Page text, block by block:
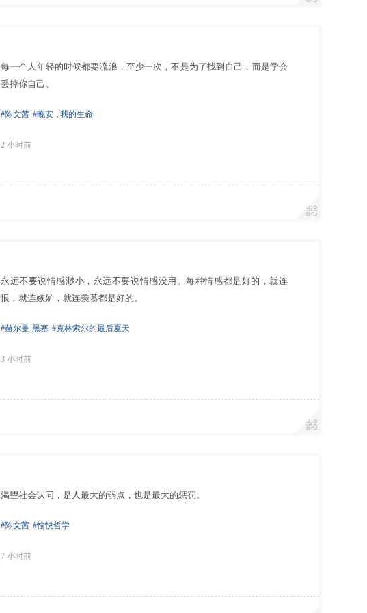
每一个人年轻的时候都要流浪，至少一次，不是为了找到自己，而是学会
丢掉你自己。
#陈文茜 #晚安 ，我的生命
2 小时前
永远不要说情感渺小，永远不要说情感没用。每种情感都是好的，就连
恨，就连嫉妒，就连羡慕都是好的。
#赫尔曼·黑塞 #克林索尔的最后夏天
3 小时前
渴望社会认同，是人最大的弱点，也是最大的惩罚。
#陈文茜 #愉悦哲学
7 小时前